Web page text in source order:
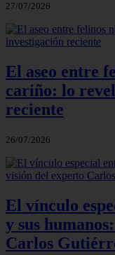
27/07/2026
El aseo entre
cariño: lo
reciente
26/07/2026
El vínculo
y sus
Carlos